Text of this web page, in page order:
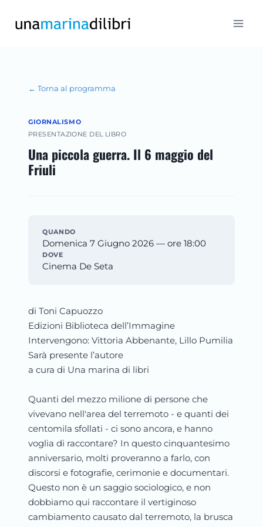
← Torna al programma
GIORNALISMO
PRESENTAZIONE DEL LIBRO
Una piccola guerra. Il 6 maggio del
Friuli
QUANDO
Domenica 7 Giugno 2026 — ore 18:00
DOVE
Cinema De Seta
di Toni Capuozzo
Edizioni Biblioteca dell’Immagine
Intervengono: Vittoria Abbenante, Lillo Pumilia
Sarà presente l’autore
a cura di Una marina di libri
Quanti del mezzo milione di persone che
vivevano nell'area del terremoto - e quanti dei
centomila sfollati - ci sono ancora, e hanno
voglia di raccontare? In questo cinquantesimo
anniversario, molti proveranno a farlo, con
discorsi e fotografie, cerimonie e documentari.
Questo non è un saggio sociologico, e non
dobbiamo qui raccontare il vertiginoso
cambiamento causato dal terremoto, la brusca